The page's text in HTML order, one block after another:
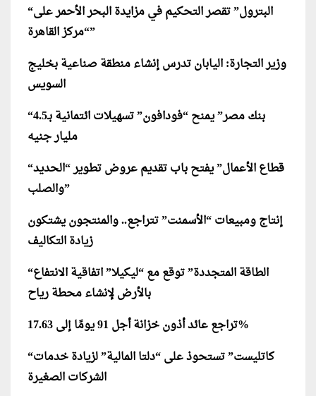
“البترول” تقصر التحكيم في مزايدة البحر الأحمر على
“مركز القاهرة”
وزير التجارة: اليابان تدرس إنشاء منطقة صناعية بخليج
السويس
“بنك مصر” يمنح “فودافون” تسهيلات ائتمانية بـ4.5
مليار جنيه
“قطاع الأعمال” يفتح باب تقديم عروض تطوير “الحديد
والصلب”
إنتاج ومبيعات “الأسمنت” تتراجع.. والمنتجون يشتكون
زيادة التكاليف
“الطاقة المتجددة” توقع مع “ليكيلا” اتفاقية الانتفاع
بالأرض لإنشاء محطة رياح
تراجع عائد أذون خزانة أجل 91 يومًا إلى 17.63%
“كاتليست” تستحوذ على “دلتا المالية” لزيادة خدمات
الشركات الصغيرة